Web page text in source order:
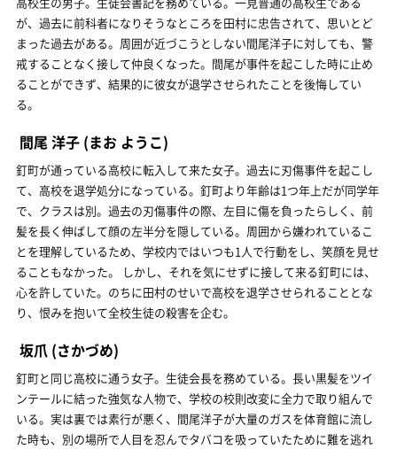
が、過去に前科者になりそうなところを田村に忠告されて、思いとど
まった過去がある。周囲が近づこうとしない間尾洋子に対しても、警
戒することなく接して仲良くなった。間尾が事件を起こした時に止め
ることができず、結果的に彼女が退学させられたことを後悔してい
る。
間尾 洋子 (まお ようこ)
釘町が通っている高校に転入して来た女子。過去に刃傷事件を起こし
て、高校を退学処分になっている。釘町より年齢は1つ年上だが同学年
で、クラスは別。過去の刃傷事件の際、左目に傷を負ったらしく、前
髪を長く伸ばして顔の左半分を隠している。周囲から嫌われているこ
とを理解しているため、学校内ではいつも1人で行動をし、笑顔を見せ
ることもなかった。 しかし、それを気にせずに接して来る釘町には、
心を許していた。のちに田村のせいで高校を退学させられることとな
り、恨みを抱いて全校生徒の殺害を企む。
坂爪 (さかづめ)
釘町と同じ高校に通う女子。生徒会長を務めている。長い黒髪をツイ
ンテールに結った強気な人物で、学校の校則改変に全力で取り組んで
いる。実は裏では素行が悪く、間尾洋子が大量のガスを体育館に流し
た時も、別の場所で人目を忍んでタバコを吸っていたために難を逃れ